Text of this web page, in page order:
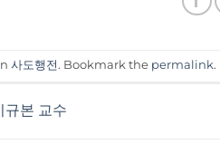
사도행전 . Bookmark the permalink.
규본 교수